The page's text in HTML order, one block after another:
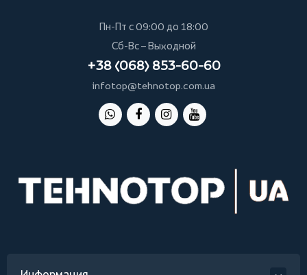
Пн-Пт с 09:00 до 18:00
Сб-Вс – Выходной
+38 (068) 853-60-60
infotop@tehnotop.com.ua